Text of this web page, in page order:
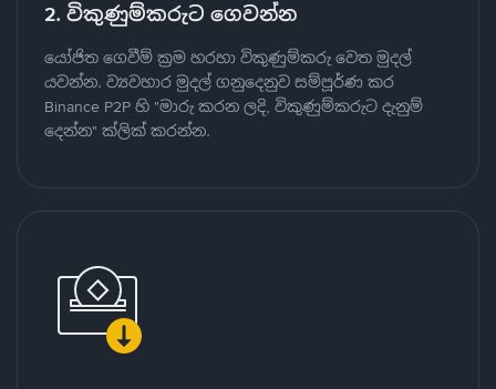
2. විකුණුම්කරුට ගෙවන්න
යෝජිත ගෙවීම් ක්‍රම හරහා විකුණුම්කරු වෙත මුදල්
යවන්න. ව්‍යවහාර මුදල් ගනුදෙනුව සම්පූර්ණ කර
Binance P2P හි "මාරු කරන ලදි, විකුණුම්කරුට දැනුම්
දෙන්න" ක්ලික් කරන්න.